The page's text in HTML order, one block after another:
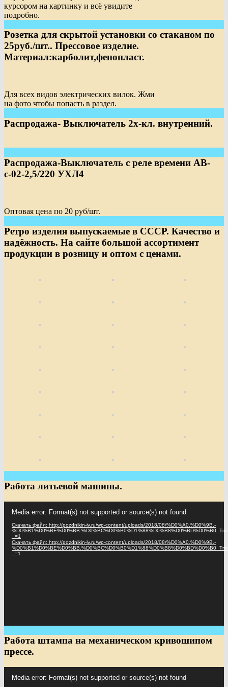
курсором на картинку и всё увидите
подробно.
Розетка для скрытой установки со стаканом по
25руб./шт.. Прессовое изделие.
Материал:карболит,фенопласт.
Для всех видов электрических вилок. Жми
на фото чтобы попасть в раздел.
Распродажа- Выключатель 2х-кл. внутренний.
Распродажа-Выключатель с реле времени АВ-
с-02-2,5/220 УХЛ4
Оптовая цена по 20 руб/шт.
Ретро изделия выпускаемые в СССР. Качество и
надёжность. На сайте большой ассортимент
продукции в розницу и оптом с ценами.
Работа литьевой машины.
Media error: Format(s) not supported or source(s) not found
Скачать файл: http://pozdnikin-iv.ru/wp-content/uploads/2018/08/%D0%A0.%D0%9B.-
_=1
Скачать файл: http://pozdnikin-iv.ru/wp-content/uploads/2018/08/%D0%A0.%D0%9B.-
_=1
Работа штампа на механическом кривошипом
прессе.
Media error: Format(s) not supported or source(s) not found